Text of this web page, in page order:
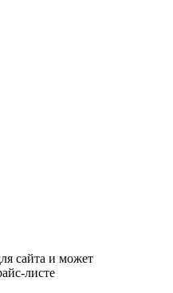
сайта и может
листе